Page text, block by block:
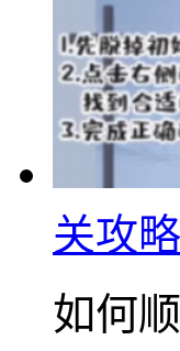
关攻
如何